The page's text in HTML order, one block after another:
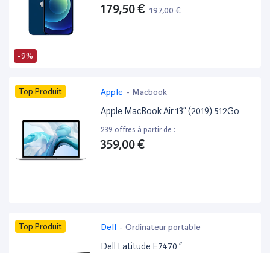
-9%
179,50 € 197,00 €
Top Produit Apple - Macbook
Apple MacBook Air 13” (2019) 512Go
239 offres à partir de :
359,00 €
Top Produit Dell - Ordinateur portable
Dell Latitude E7470 ”